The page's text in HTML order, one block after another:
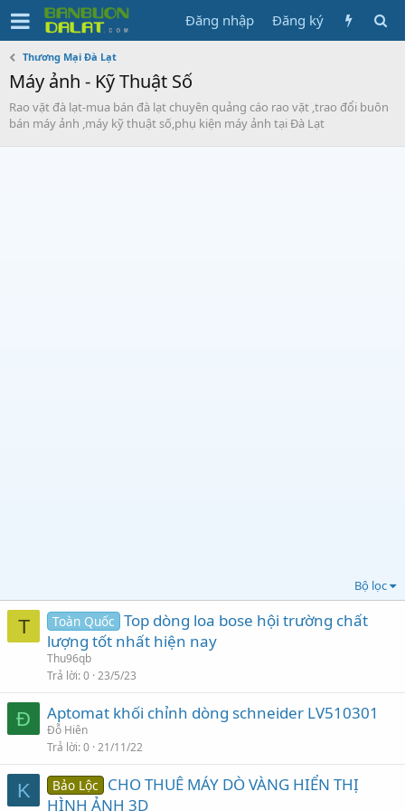
Đăng nhập Đăng ký
Thương Mại Đà Lạt
Máy ảnh - Kỹ Thuật Số
Rao vặt đà lạt-mua bán đà lạt chuyên quảng cáo rao vặt ,trao đổi buôn
bán máy ảnh ,máy kỹ thuật số,phụ kiện máy ảnh tại Đà Lạt
Bộ lọc
T Toàn Quốc Top dòng loa bose hội trường chất
lượng tốt nhất hiện nay
Thu96qb
Trả lời 0 23/5/23
Đ Aptomat khối chỉnh dòng schneider LV510301
Đỗ Hiên
Trả lời 0 21/11/22
K Bảo Lộc
CHO THUÊ MÁY DÒ VÀNG HIỂN THỊ
HÌNH ẢNH 3D